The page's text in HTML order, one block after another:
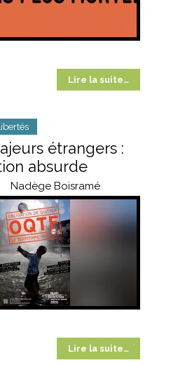
Lire la suite…
étrangers :
absurde
Nadège Boisramé
Lire la suite…